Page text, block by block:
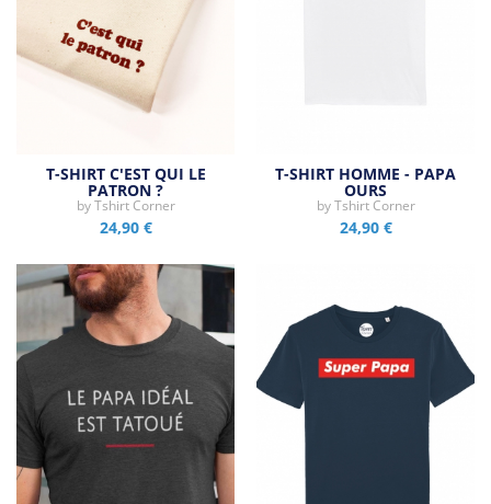
T-SHIRT C'EST QUI LE
PATRON ?
byTshirt Corner
24,90 €
T-SHIRT HOMME - PAPA
OURS
byTshirt Corner
24,90 €